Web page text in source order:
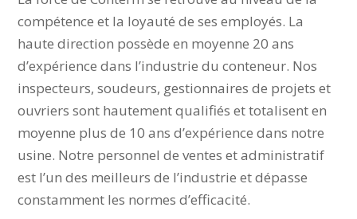
La force de Conterm se retrouve au niveau de la
compétence et la loyauté de ses employés. La
haute direction possède en moyenne 20 ans
d’expérience dans l’industrie du conteneur. Nos
inspecteurs, soudeurs, gestionnaires de projets
et ouvriers sont hautement qualifiés et totalisent
en moyenne plus de 10 ans d’expérience dans
notre usine. Notre personnel de ventes et
administratif est l’un des meilleurs de l’industrie
Lien vers la page du catalogue